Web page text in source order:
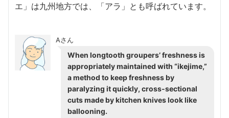
エ」は九州地方では、「アラ」とも呼ばれています。
Aさん
When longtooth groupers’ freshness is
appropriately maintained with “ikejime,”
a method to keep freshness by
paralyzing it quickly, cross-sectional
cuts made by kitchen knives look like
ballooning.